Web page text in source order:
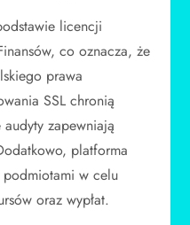
licencji
co oznacza, że
prawa
SSL chronią
audyty zapewniają
platforma
podmiotami w celu
oraz wypłat.